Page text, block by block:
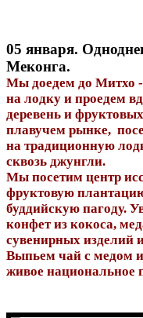
05 января.
Меконга.
Мы доедем до Митхо
на лодку и проедем
деревень и
плавучем рынке,
на традиционную
сквозь джунгли.
Мы посетим центр
фруктовую
буддийскую пагоду.
конфет из кокоса,
сувенирных изделий
Выпьем чай с медом
живое национальное